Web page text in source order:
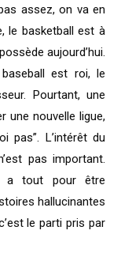
assez, on va en
le basketball est à
aujourd’hui.
est roi, le
Pourtant, une
une nouvelle ligue,
pas”. L’intérêt du
pas important.
a tout pour être
hallucinantes
le parti pris par